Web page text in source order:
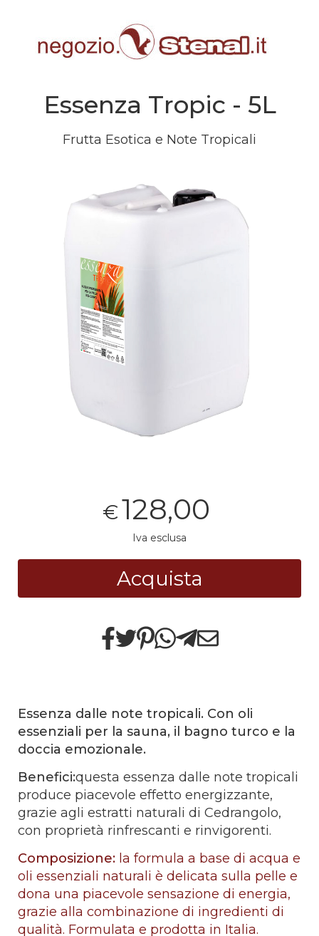
Essenza Tropic - 5L
Frutta Esotica e Note Tropicali
€128,00
Iva esclusa
Acquista
Essenza dalle note tropicali. Con oli
essenziali per la sauna, il bagno turco e la
doccia emozionale.
Benefici:questa essenza dalle note tropicali
produce piacevole effetto energizzante,
grazie agli estratti naturali di Cedrangolo,
con proprietà rinfrescanti e rinvigorenti.
Composizione: la formula a base di acqua e
oli essenziali naturali è delicata sulla pelle e
dona una piacevole sensazione di energia,
grazie alla combinazione di ingredienti di
qualità. Formulata e prodotta in Italia.